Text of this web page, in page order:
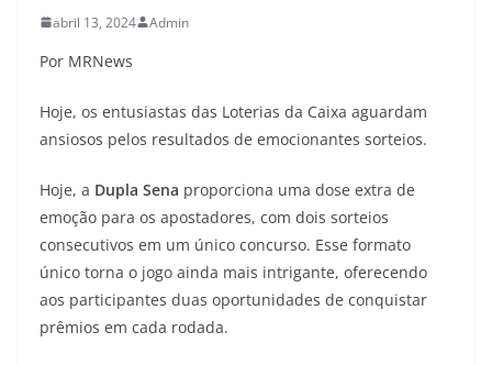
abril 13, 2024 Admin
Por MRNews
Hoje, os entusiastas das Loterias da Caixa aguardam
ansiosos pelos resultados de emocionantes sorteios.
Hoje, a Dupla Sena proporciona uma dose extra de
emoção para os apostadores, com dois sorteios
consecutivos em um único concurso. Esse formato
único torna o jogo ainda mais intrigante, oferecendo
aos participantes duas oportunidades de conquistar
prêmios em cada rodada.